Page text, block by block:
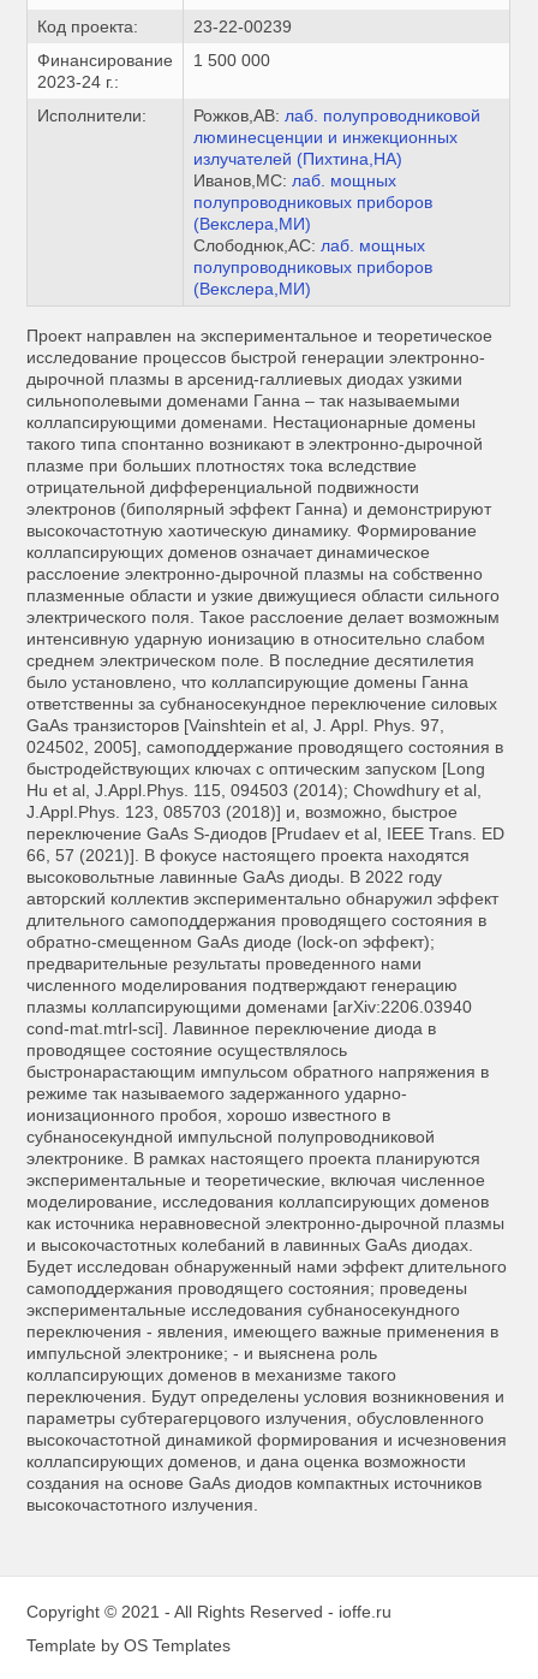
Код проекта:
23-22-00239
Финансирование
2023-24 г.:
1 500 000
Исполнители: Рожков,АВ: лаб. полупроводниковой
люминесценции и инжекционных
излучателей (Пихтина,НА)
Иванов,МС: лаб. мощных
полупроводниковых приборов
(Векслера,МИ)
Слободнюк,АС: лаб. мощных
полупроводниковых приборов
(Векслера,МИ)
Проект направлен на экспериментальное и теоретическое
исследование процессов быстрой генерации электронно-
дырочной плазмы в арсенид-галлиевых диодах узкими
сильнополевыми доменами Ганна – так называемыми
коллапсирующими доменами. Нестационарные домены
такого типа спонтанно возникают в электронно-дырочной
плазме при больших плотностях тока вследствие
отрицательной дифференциальной подвижности
электронов (биполярный эффект Ганна) и демонстрируют
высокочастотную хаотическую динамику. Формирование
коллапсирующих доменов означает динамическое
расслоение электронно-дырочной плазмы на собственно
плазменные области и узкие движущиеся области сильного
электрического поля. Такое расслоение делает возможным
интенсивную ударную ионизацию в относительно слабом
среднем электрическом поле. В последние десятилетия
было установлено, что коллапсирующие домены Ганна
ответственны за субнаносекундное переключение силовых
GaAs транзисторов [Vainshtein et al, J. Appl. Phys. 97,
024502, 2005], самоподдержание проводящего состояния в
быстродействующих ключах с оптическим запуском [Long
Hu et al, J.Appl.Phys. 115, 094503 (2014); Chowdhury et al,
J.Appl.Phys. 123, 085703 (2018)] и, возможно, быстрое
переключение GaAs S-диодов [Prudaev et al, IEEE Trans. ED
66, 57 (2021)]. В фокусе настоящего проекта находятся
высоковольтные лавинные GaAs диоды. В 2022 году
авторский коллектив экспериментально обнаружил эффект
длительного самоподдержания проводящего состояния в
обратно-смещенном GaAs диоде (lock-оn эффект);
предварительные результаты проведенного нами
численного моделирования подтверждают генерацию
плазмы коллапсирующими доменами [arXiv:2206.03940
cond-mat.mtrl-sci]. Лавинное переключение диода в
проводящее состояние осуществлялось
быстронарастающим импульсом обратного напряжения в
режиме так называемого задержанного ударно-
ионизационного пробоя, хорошо известного в
субнаносекундной импульсной полупроводниковой
электронике. В рамках настоящего проекта планируются
экспериментальные и теоретические, включая численное
моделирование, исследования коллапсирующих доменов
как источника неравновесной электронно-дырочной плазмы
и высокочастотных колебаний в лавинных GaAs диодах.
Будeт исследован обнаруженный нами эффект длительного
самоподдержания проводящего состояния; проведены
экспериментальные исследования субнаносекундного
переключения - явления, имеющего важные применения в
импульсной электронике; - и выяснена роль
коллапсирующих доменов в механизме такого
переключения. Будут определены условия возникновения и
параметры субтерагерцового излучения, обусловленного
высокочастотной динамикой формирования и исчезновения
коллапсирующих доменов, и дана оценка возможности
создания на основе GaAs диодов компактных источников
высокочастотного излучения.
Copyright © 2021 - All Rights Reserved - ioffe.ru
Template byOS Templates